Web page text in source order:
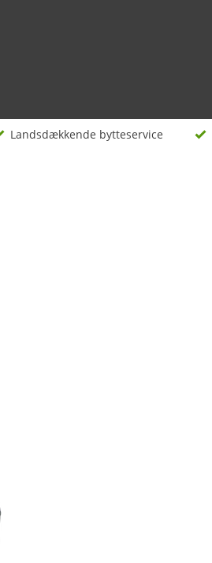
Landsdækkende bytteservice